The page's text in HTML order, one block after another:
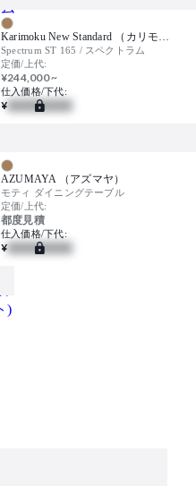
Spectrum ST 165 / スペクトラム
定価/上代:
¥244,000 ~
仕入価格/下代:
¥
AZUMAYA （アズマヤ）
モティ ダイニングテーブル
定価/上代:
都度見積
仕入価格/下代:
¥